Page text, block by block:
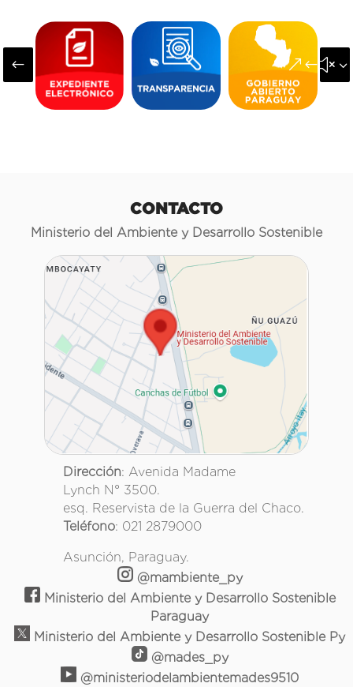
#
CONTACTO
Ministerio del Ambiente y Desarrollo Sostenible
Dirección: Avenida Madame
Lynch N° 3500.
esq. Reservista de la Guerra del Chaco.
Teléfono: 021 2879000
Asunción, Paraguay.
@mambiente_py
Ministerio del Ambiente y Desarrollo Sostenible
Paraguay
Ministerio del Ambiente y Desarrollo Sostenible Py
@mades_py
@ministeriodelambientemades9510